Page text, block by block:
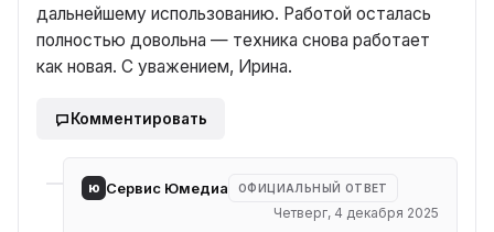
дальнейшему использованию. Работой осталась
полностью довольна — техника снова работает
как новая. С уважением, Ирина.
Комментировать
ю Сервис Юмедиа ОФИЦИАЛЬНЫЙ ОТВЕТ
Четверг, 4 декабря 2025